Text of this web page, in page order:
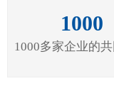
1000
1000多家企业的